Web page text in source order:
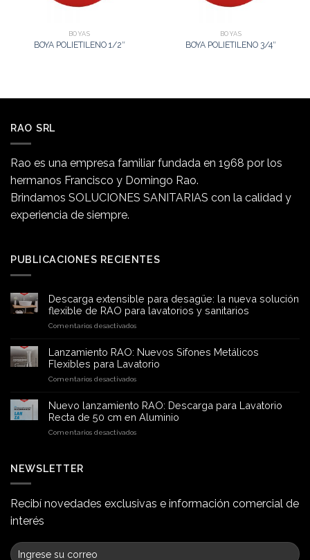
BOYAS
BOYA POLIETILENO 1/2″
BOYAS
BOYA POLIETILENO 3/4″
RAO SRL
Rao es una empresa familiar fundada en 1968 por los
hermanos Francisco y Domingo Rao.
Brindamos SOLUCIONES SANITARIAS con la calidad y
experiencia de siempre.
PUBLICACIONES RECIENTES
Descarga extensible para desagüe: la nueva solución
flexible de RAO para lavatorios y sanitarios
Comentarios desactivadosen
extensible
para
desagüe:
la
solución
flexible
RAO
Lanzamiento RAO: Nuevos Sifones Metálicos
Flexibles para Lavatorio
Comentarios desactivadosen
RAO:
Nuevos
Sifones
Metálicos
Nuevo lanzamiento RAO: Descarga para Lavatorio
Recta de 50 cm en Aluminio
Comentarios desactivadosen
Lavatorio
Recta
cm
NEWSLETTER
Recibí novedades exclusivas e información comercial de
interés